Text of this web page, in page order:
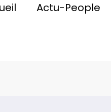
Actu-People
Retour De
Combat